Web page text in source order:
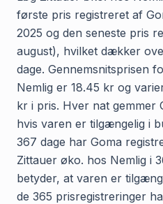
første pris registreret af
2025 og den seneste pris
august), hvilket dækker
dage. Gennemsnitsprisen
Nemlig er 18.45 kr og
kr i pris. Hver nat gemmer
hvis varen er tilgængelig i
367 dage har Goma
Zittauer øko. hos Nemlig i
betyder, at varen er
de 365 prisregistreringer